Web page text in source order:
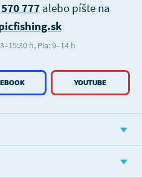
YOUTUBE
777alebo píšte na
h, Pia: 9–14 h